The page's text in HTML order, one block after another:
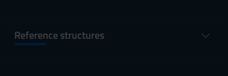
Reference structures